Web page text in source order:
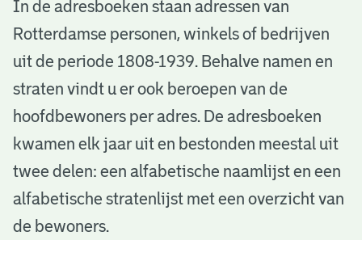
A
d
e
b
o
e
In de adresboeken staan adressen van
Rotterdamse personen, winkels of bedrijven
uit de periode 1808-1939. Behalve namen en
straten vindt u er ook beroepen van de
hoofdbewoners per adres. De adresboeken
kwamen elk jaar uit en bestonden meestal uit
twee delen: een alfabetische naamlijst en een
alfabetische stratenlijst met een overzicht van
de bewoners.